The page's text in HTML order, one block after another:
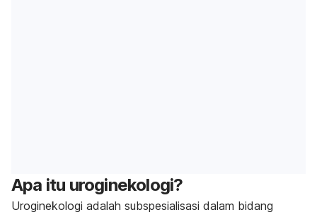
Apa itu uroginekologi?
Uroginekologi adalah subspesialisasi dalam bidang